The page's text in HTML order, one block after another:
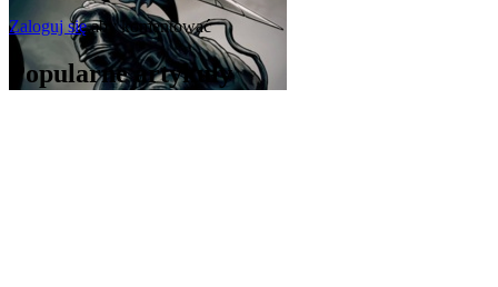
Zaloguj sięaby komentować
Popularne artykuły